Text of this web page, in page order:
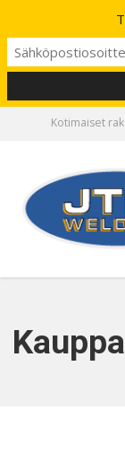
Kotimaiset
Kauppa